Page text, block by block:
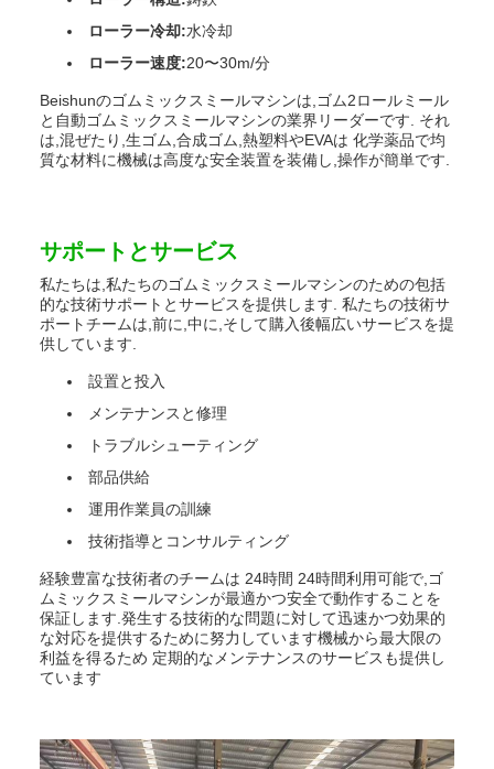
ローラー冷却:水冷却
ローラー速度:20〜30m/分
Beishunのゴムミックスミールマシンは,ゴム2ロールミール
と自動ゴムミックスミールマシンの業界リーダーです. それ
は,混ぜたり,生ゴム,合成ゴム,熱塑料やEVAは 化学薬品で均
質な材料に機械は高度な安全装置を装備し,操作が簡単です.
サポートとサービス
私たちは,私たちのゴムミックスミールマシンのための包括
的な技術サポートとサービスを提供します. 私たちの技術サ
ポートチームは,前に,中に,そして購入後幅広いサービスを提
供しています.
設置と投入
メンテナンスと修理
トラブルシューティング
部品供給
運用作業員の訓練
技術指導とコンサルティング
経験豊富な技術者のチームは 24時間 24時間利用可能で,ゴ
ムミックスミールマシンが最適かつ安全で動作することを
保証します.発生する技術的な問題に対して迅速かつ効果的
な対応を提供するために努力しています機械から最大限の
利益を得るため 定期的なメンテナンスのサービスも提供し
ています